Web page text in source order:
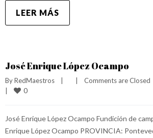
LEER MÁS
José Enrique López Ocampo
By RedMaestros Comments are Closed
0
José Enrique López Ocampo Fundición de
Enrique López Ocampo PROVINCIA: